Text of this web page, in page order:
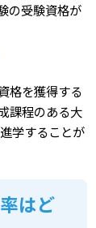
の受験資格が
格を獲得する
課程のある大
学することが
はど